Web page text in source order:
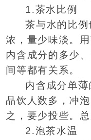
1.茶水比例
茶与水的比
浓，量少味淡。
内含成分的多少
间等都有关系。
内含成分单薄
品饮人数多，冲
之，要少投些。
2.泡茶水温